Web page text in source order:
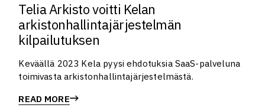
Telia Arkisto voitti Kelan
arkistonhallintajärjestelmän
kilpailutuksen
Keväällä 2023 Kela pyysi ehdotuksia SaaS-palveluna
toimivasta arkistonhallintajärjestelmästä.
READ MORE